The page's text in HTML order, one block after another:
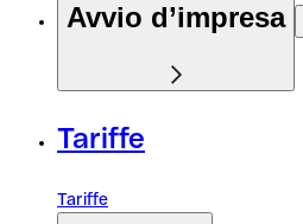
Avvio d’impresa
Tariffe
Tariffe